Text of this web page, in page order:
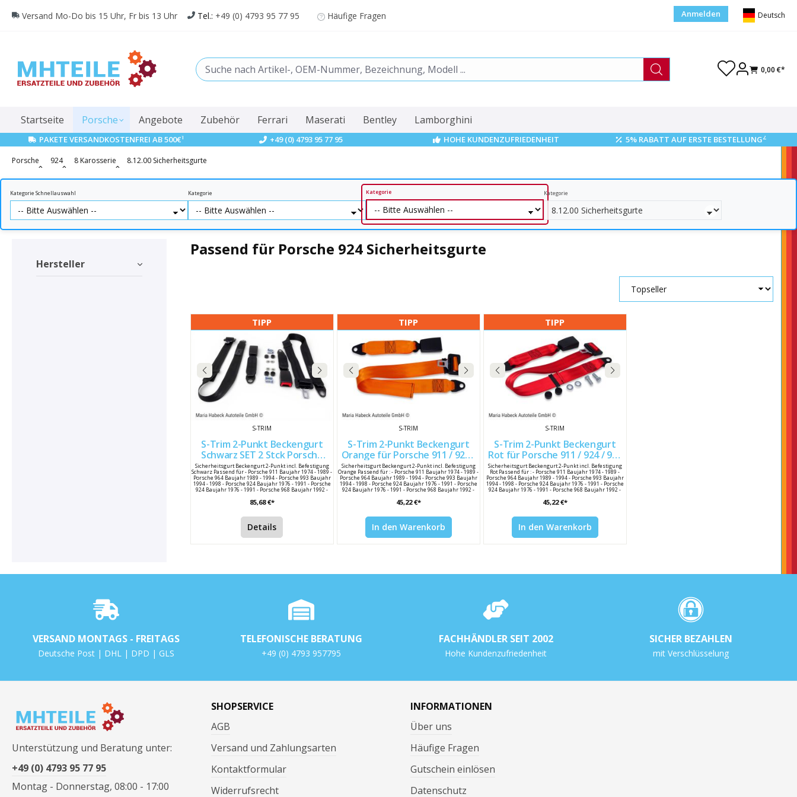
Zur Hauptnavigation springen
Versand Mo-Do bis 15 Uhr, Fr bis 13 Uhr Tel.: +49 (0) 4793 95 77 95 Häufige Fragen Anmelden Deutsch
0,00 €*
Startseite Porsche Angebote Zubehör Ferrari Maserati Bentley Lamborghini
PAKETE VERSANDKOSTENFREI AB 500€1 +49 (0) 4793 95 77 95 HOHE KUNDENZUFRIEDENHEIT 5% RABATT AUF ERSTE BESTELLUNG2
Porsche 924 8 Karosserie 8.12.00 Sicherheitsgurte
Kategorie Schnellauswahl Kategorie Kategorie Kategorie
Hersteller
Passend für Porsche 924 Sicherheitsgurte
TIPP
S-TRIM
S-Trim 2-Punkt Beckengurt
Schwarz SET 2 Stck Porsche
911/924/968 47785779570B
Sicherheitsgurt Beckengurt 2-Punkt incl. Befestigung
Schwarz Passend für - Porsche 911 Baujahr 1974 - 1989 -
Porsche 964 Baujahr 1989 - 1994 - Porsche 993 Baujahr
1994 - 1998 - Porsche 924 Baujahr 1976 - 1991 - Porsche
924 Baujahr 1976 - 1991 - Porsche 968 Baujahr 1992 -
47785779570B Porsche Vergleichsnummer : 477 857 795
85,68 €*
Details
TIPP
S-TRIM
S-Trim 2-Punkt Beckengurt
Orange für Porsche 911 / 924 /
968 47785779570B
Sicherheitsgurt Beckengurt 2-Punkt incl. Befestigung
Orange Passend für : - Porsche 911 Baujahr 1974 - 1989 -
Porsche 964 Baujahr 1989 - 1994 - Porsche 993 Baujahr
1994 - 1998 - Porsche 924 Baujahr 1976 - 1991 - Porsche
924 Baujahr 1976 - 1991 - Porsche 968 Baujahr 1992 -
47785779570B Porsche Vergleichsnummer : 477 857 795
45,22 €*
In den Warenkorb
TIPP
S-TRIM
S-Trim 2-Punkt Beckengurt
Rot für Porsche 911 / 924 / 968
47785779570B
Sicherheitsgurt Beckengurt 2-Punkt incl. Befestigung
Rot Passend für : - Porsche 911 Baujahr 1974 - 1989 -
Porsche 964 Baujahr 1989 - 1994 - Porsche 993 Baujahr
1994 - 1998 - Porsche 924 Baujahr 1976 - 1991 - Porsche
924 Baujahr 1976 - 1991 - Porsche 968 Baujahr 1992 -
47785779570B Porsche Vergleichsnummer : 477 857 795
45,22 €*
In den Warenkorb
VERSAND MONTAGS - FREITAGS
Deutsche Post | DHL | DPD | GLS
TELEFONISCHE BERATUNG
+49 (0) 4793 957795
FACHHÄNDLER SEIT 2002
Hohe Kundenzufriedenheit
SICHER BEZAHLEN
mit Verschlüsselung
Unterstützung und Beratung unter:
+49 (0) 4793 95 77 95
Montag - Donnerstag, 08:00 - 17:00
SHOPSERVICE
AGB
Versand und Zahlungsarten
Kontaktformular
Widerrufsrecht
INFORMATIONEN
Über uns
Häufige Fragen
Gutschein einlösen
Datenschutz